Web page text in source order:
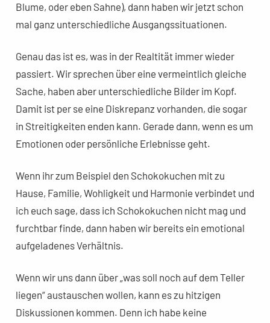
Blume, oder eben Sahne), dann haben wir jetzt schon
mal ganz unterschiedliche Ausgangssituationen.
Genau das ist es, was in der Realtität immer wieder
passiert. Wir sprechen über eine vermeintlich gleiche
Sache, haben aber unterschiedliche Bilder im Kopf.
Damit ist per se eine Diskrepanz vorhanden, die sogar
in Streitigkeiten enden kann. Gerade dann, wenn es um
Emotionen oder persönliche Erlebnisse geht.
Wenn ihr zum Beispiel den Schokokuchen mit zu
Hause, Familie, Wohligkeit und Harmonie verbindet und
ich euch sage, dass ich Schokokuchen nicht mag und
furchtbar finde, dann haben wir bereits ein emotional
aufgeladenes Verhältnis.
Wenn wir uns dann über „was soll noch auf dem Teller
liegen“ austauschen wollen, kann es zu hitzigen
Diskussionen kommen. Denn ich habe keine